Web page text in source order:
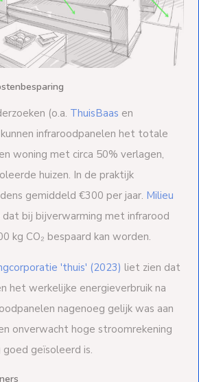
(o.a. ThuisBaas en
infraroodpanelen het totale
woning met circa 50% verlagen,
huizen. In de praktijk
gemiddeld €300 per jaar. Milieu
dat bij bijverwarming met infrarood
kg CO₂ bespaard kan worden.
'thuis' (2023) liet zien dat
het werkelijke energieverbruik na
nagenoeg gelijk was aan
onverwacht hoge stroomrekening
geïsoleerd is.